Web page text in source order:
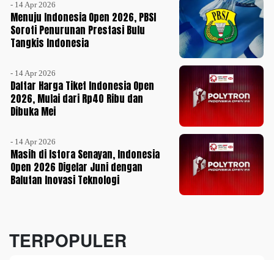
- 14 Apr 2026
Menuju Indonesia Open 2026, PBSI
Soroti Penurunan Prestasi Bulu
Tangkis Indonesia
- 14 Apr 2026
Daftar Harga Tiket Indonesia Open
2026, Mulai dari Rp40 Ribu dan
Dibuka Mei
- 14 Apr 2026
Masih di Istora Senayan, Indonesia
Open 2026 Digelar Juni dengan
Balutan Inovasi Teknologi
TERPOPULER